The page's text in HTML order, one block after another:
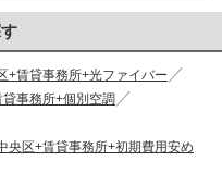
+賃貸事務所+光ファイバー
事務所+個別空調
央区+賃貸事務所+初期費用安め